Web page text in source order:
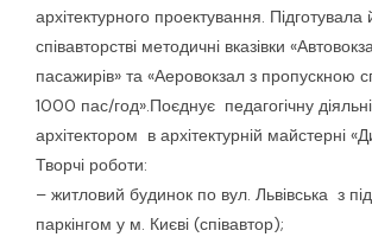
архітектурного проектування.
співавторстві методичні вказівки
пасажирів» та «Аеровокзал з пропускною
1000 пас/год».Поєднує педагогічну
архітектором в архітектурній майстерні
Творчі роботи:
– житловий будинок по вул. Львівська з
паркінгом у м. Києві (співавтор);